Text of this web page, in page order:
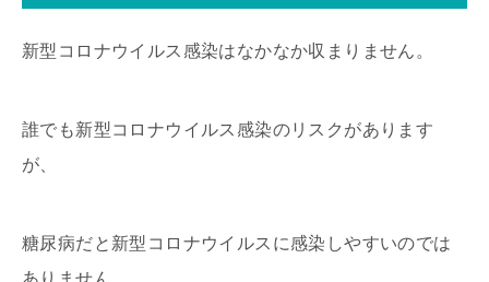
新型コロナウイルス感染はなかなか収まりません。
誰でも新型コロナウイルス感染のリスクがあります
が、
糖尿病だと新型コロナウイルスに感染しやすいのでは
ありません。